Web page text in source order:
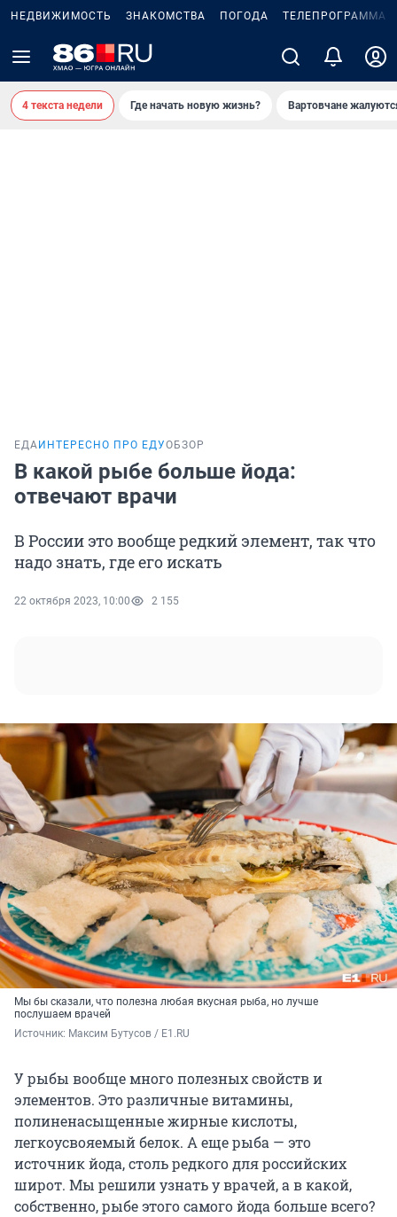
НЕДВИЖИМОСТЬ ЗНАКОМСТВА ПОГОДА ТЕЛЕПРОГРАММА
4 текста недели Где начать новую жизнь? Вартовчане
ЕДА ИНТЕРЕСНО ПРО ЕДУОБЗОР
В какой рыбе больше йода:
отвечают врачи
В России это вообще редкий элемент, так что
надо знать, где его искать
22 октября 2023, 10:00 2 155
Мы бы сказали, что полезна любая вкусная рыба, но лучше
послушаем врачей
Источник: Максим Бутусов / E1.RU
У рыбы вообще много полезных свойств и
элементов. Это различные витамины,
полиненасыщенные жирные кислоты,
легкоусвояемый белок. А еще рыба — это
источник йода, столь редкого для российских
широт. Мы решили узнать у врачей, а в какой,
собственно, рыбе этого самого йода больше всего?